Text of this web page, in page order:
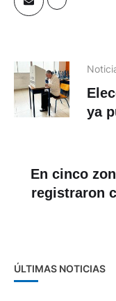
ya
En cinco
registraron
ÚLTIMAS NOTICIAS